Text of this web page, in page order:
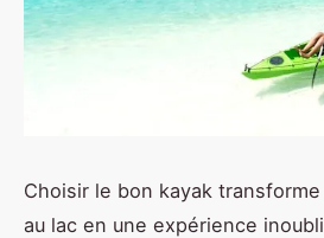
Choisir le bon kayak
au lac en une expérience